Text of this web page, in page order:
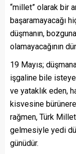
“millet” olarak bir
başaramayacağı
düşmanın,
olamayacağının
19 Mayıs;
işgaline bile
ve yataklık eden,
kisvesine
rağmen, Türk
gelmesiyle yedi
günüdür.